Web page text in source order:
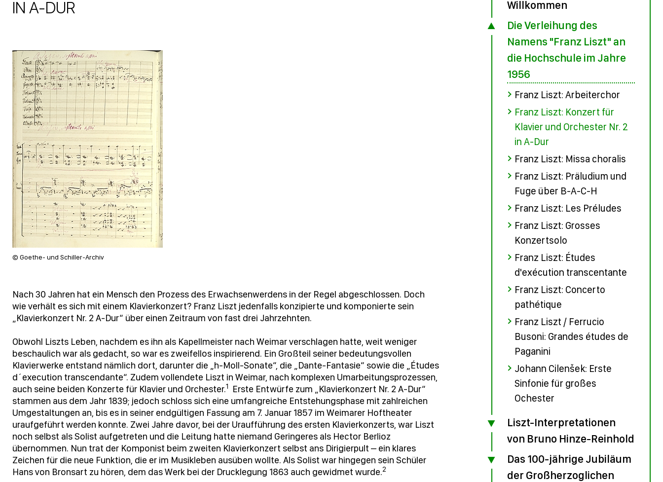
IN A-DUR
© Goethe- und Schiller-Archiv
Nach 30 Jahren hat ein Mensch den Prozess des Erwachsenwerdens in der Regel abgeschlossen. Doch
wie verhält es sich mit einem Klavierkonzert? Franz Liszt jedenfalls konzipierte und komponierte sein
„Klavierkonzert Nr. 2 A-Dur“ über einen Zeitraum von fast drei Jahrzehnten.
Obwohl Liszts Leben, nachdem es ihn als Kapellmeister nach Weimar verschlagen hatte, weit weniger
beschaulich war als gedacht, so war es zweifellos inspirierend. Ein Großteil seiner bedeutungsvollen
Klavierwerke entstand nämlich dort, darunter die „h-Moll-Sonate“, die „Dante-Fantasie“ sowie die „Études
d´execution transcendante“. Zudem vollendete Liszt in Weimar, nach komplexen Umarbeitungsprozessen,
auch seine beiden Konzerte für Klavier und Orchester.1
Erste Entwürfe zum „Klavierkonzert Nr. 2 A-Dur“
stammen aus dem Jahr 1839; jedoch schloss sich eine umfangreiche Entstehungsphase mit zahlreichen
Umgestaltungen an, bis es in seiner endgültigen Fassung am 7. Januar 1857 im Weimarer Hoftheater
uraufgeführt werden konnte. Zwei Jahre davor, bei der Uraufführung des ersten Klavierkonzerts, war Liszt
noch selbst als Solist aufgetreten und die Leitung hatte niemand Geringeres als Hector Berlioz
übernommen. Nun trat der Komponist beim zweiten Klavierkonzert selbst ans Dirigierpult – ein klares
Zeichen für die neue Funktion, die er im Musikleben ausüben wollte. Als Solist war hingegen sein Schüler
Hans von Bronsart zu hören, dem das Werk bei der Drucklegung 1863 auch gewidmet wurde.2
Willkommen
Die Verleihung des
Namens "Franz Liszt" an
die Hochschule im Jahre
1956
Franz Liszt: Arbeiterchor
Franz Liszt: Konzert für
Klavier und Orchester Nr. 2
in A-Dur
Franz Liszt: Missa choralis
Franz Liszt: Präludium und
Fuge über B-A-C-H
Franz Liszt: Les Préludes
Franz Liszt: Grosses
Konzertsolo
Franz Liszt: Études
d'exécution transcentante
Franz Liszt: Concerto
pathétique
Franz Liszt / Ferrucio
Busoni: Grandes études de
Paganini
Johann Cilenšek: Erste
Sinfonie für großes
Ochester
Liszt-Interpretationen
von Bruno Hinze-Reinhold
Das 100-jährige Jubiläum
der Großherzoglichen